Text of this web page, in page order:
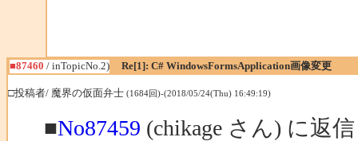
■87460 / inTopicNo.2) Re[1]: C# WindowsFormsApplication画像変更
□投稿者/ 魔界の仮面弁士 (1684回)-(2018/05/24(Thu) 16:49:19)
■No87459 (chikage さん) に返信